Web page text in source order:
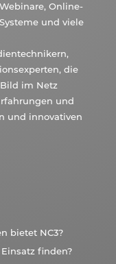
Online-
und viele
die
im Netz
und
und innovativen
bietet NC3?
finden?